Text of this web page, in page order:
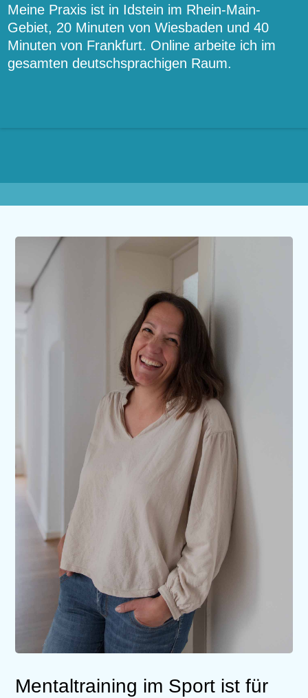
Meine Praxis ist in Idstein im Rhein-Main-
Gebiet, 20 Minuten von Wiesbaden und 40
Minuten von Frankfurt. Online arbeite ich im
gesamten deutschsprachigen Raum.
Mentaltraining im Sport ist für